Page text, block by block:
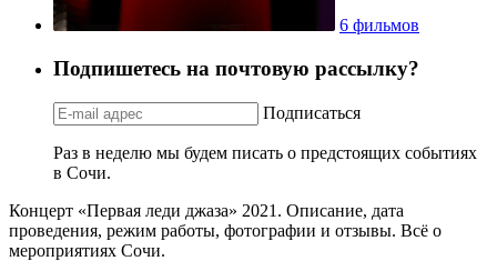
6 фильмов
Подпишетесь на почтовую рассылку?
Подписаться
Раз в неделю мы будем писать о предстоящих событиях
в Сочи.
Концерт «Первая леди джаза» 2021. Описание, дата
проведения, режим работы, фотографии и отзывы. Всё о
мероприятиях Сочи.